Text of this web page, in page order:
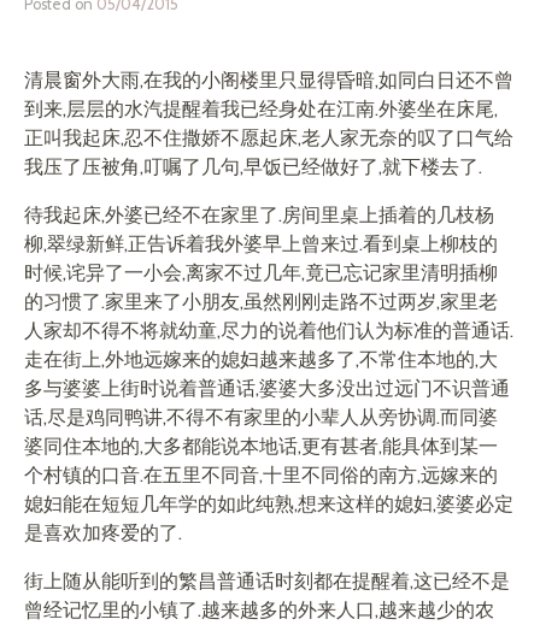
Posted on 05/04/2015
清晨窗外大雨,在我的小阁楼里只显得昏暗,如同白日还不曾
到来,层层的水汽提醒着我已经身处在江南.外婆坐在床尾,
正叫我起床,忍不住撒娇不愿起床,老人家无奈的叹了口气给
我压了压被角,叮嘱了几句,早饭已经做好了,就下楼去了.
待我起床,外婆已经不在家里了.房间里桌上插着的几枝杨
柳,翠绿新鲜,正告诉着我外婆早上曾来过.看到桌上柳枝的
时候,诧异了一小会,离家不过几年,竟已忘记家里清明插柳
的习惯了.家里来了小朋友,虽然刚刚走路不过两岁,家里老
人家却不得不将就幼童,尽力的说着他们认为标准的普通话.
走在街上,外地远嫁来的媳妇越来越多了,不常住本地的,大
多与婆婆上街时说着普通话,婆婆大多没出过远门不识普通
话,尽是鸡同鸭讲,不得不有家里的小辈人从旁协调.而同婆
婆同住本地的,大多都能说本地话,更有甚者,能具体到某一
个村镇的口音.在五里不同音,十里不同俗的南方,远嫁来的
媳妇能在短短几年学的如此纯熟,想来这样的媳妇,婆婆必定
是喜欢加疼爱的了.
街上随从能听到的繁昌普通话时刻都在提醒着,这已经不是
曾经记忆里的小镇了.越来越多的外来人口,越来越少的农